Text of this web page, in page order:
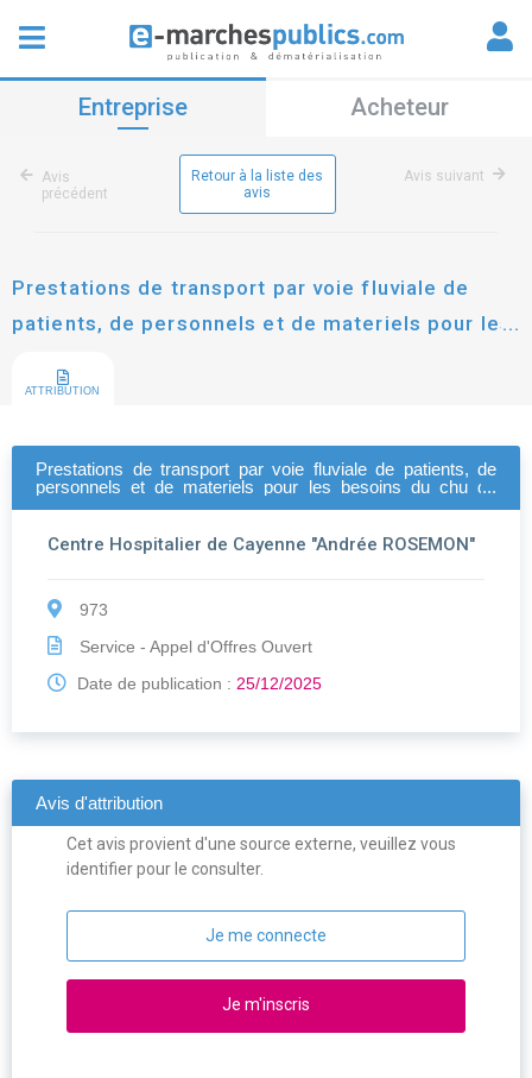
Entreprise Acheteur
Avis
précédent
Retour à la liste des
avis
Avis suivant
Prestations de transport par voie fluviale de
patients, de personnels et de materiels pour les
ATTRIBUTION
Prestations de transport par voie fluviale de patients, de
personnels et de materiels pour les besoins du chu de
Centre Hospitalier de Cayenne "Andrée ROSEMON"
973
Service - Appel d'Offres Ouvert
Date de publication : 25/12/2025
Avis d'attribution
Cet avis provient d'une source externe, veuillez vous
identifier pour le consulter.
Je me connecte
Je m'inscris